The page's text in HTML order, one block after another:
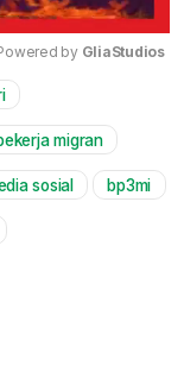
by GliaStudios
migran
sosial bp3mi